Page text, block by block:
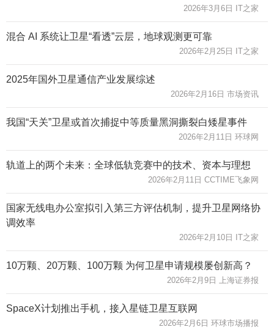
2026年3月6日 IT之家
混合 AI 系统让卫星“看透”云层，地球观测更可靠
2026年2月25日 IT之家
2025年国外卫星通信产业发展综述
2026年2月16日 市场资讯
我国“天关”卫星或首次捕捉中等质量黑洞撕裂白矮星事件
2026年2月11日 环球网
轨道上的两个未来：全球低轨竞赛中的技术、资本与理想
2026年2月11日 CCTIME飞象网
国家无线电办公室拟引入第三方评估机制，提升卫星网络协
调效率
2026年2月10日 IT之家
10万颗、20万颗、100万颗 为何卫星申请规模屡创新高？
2026年2月9日 上海证券报
SpaceX计划推出手机，接入星链卫星互联网
2026年2月6日 环球市场播报